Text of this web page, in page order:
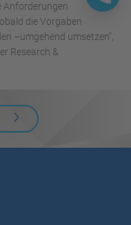
Anforderungen
die Vorgaben
–umgehend umsetzen“,
Research &